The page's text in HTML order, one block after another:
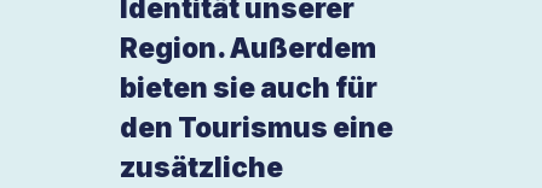
Identität unserer
Region. Außerdem
bieten sie auch für
den Tourismus eine
zusätzliche